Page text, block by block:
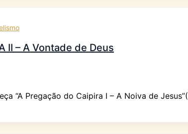
II – A Vontade de Deus
“A Pregação do Caipira I – A Noiva de